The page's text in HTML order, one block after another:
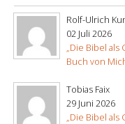
Rolf-Ulrich
02 Juli 2026
„Die Bibel als
Buch von
Tobias Faix
29 Juni 2026
„Die Bibel als